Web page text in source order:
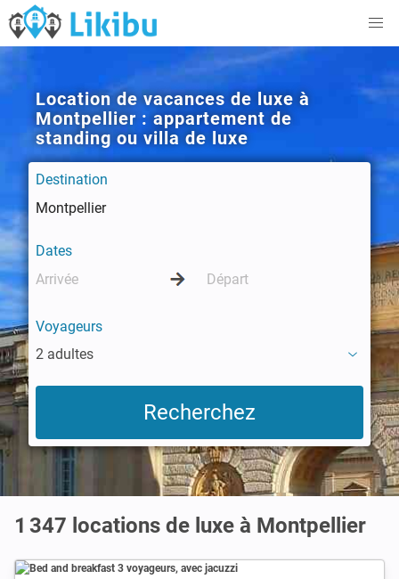
Location de vacances de luxe à
Montpellier : appartement de
standing ou villa de luxe
Destination
Dates
Voyageurs
2 adultes
1 347 locations de luxe à Montpellier